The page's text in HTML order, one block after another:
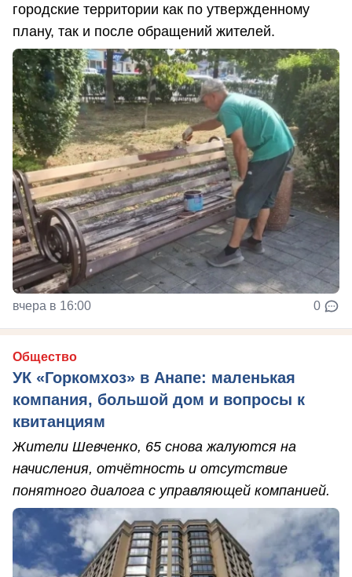
городские территории как по утвержденному
плану, так и после обращений жителей.
вчера в 16:00 0
Общество
УК «Горкомхоз» в Анапе: маленькая
компания, большой дом и вопросы к
квитанциям
Жители Шевченко, 65 снова жалуются на
начисления, отчётность и отсутствие
понятного диалога с управляющей компанией.